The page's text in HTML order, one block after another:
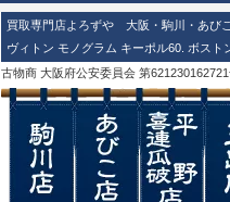
買取専門店よろずや 大阪・駒川・あび
ヴィトン モノグラム キーポル60. ボスト
古物商 大阪府公安委員会 第